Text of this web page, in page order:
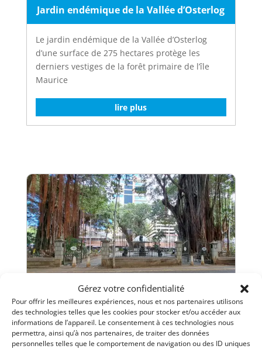
Gérez votre confidentialité
Pour offrir les meilleures expériences, nous et nos partenaires utilisons
des technologies telles que les cookies pour stocker et/ou accéder aux
informations de l’appareil. Le consentement à ces technologies nous
permettra, ainsi qu’à nos partenaires, de traiter des données
personnelles telles que le comportement de navigation ou des ID uniques
Jardin endémique de la Vallée d’Osterlog
Le jardin endémique de la Vallée d’Osterlog
d’une surface de 275 hectares protège les
derniers vestiges de la forêt primaire de l’île
Maurice
lire plus
Jardin de la Compagnie